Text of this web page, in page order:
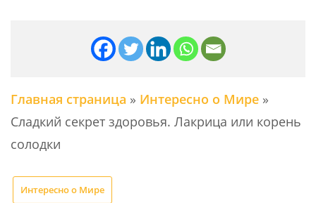
Главная страница » Интересно о Мире »
Сладкий секрет здоровья. Лакрица или корень
солодки
Интересно о Мире